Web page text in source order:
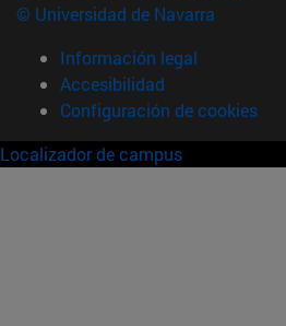
© Universidad de Navarra
Información legal
Accesibilidad
Configuración de cookies
Localizador de campus